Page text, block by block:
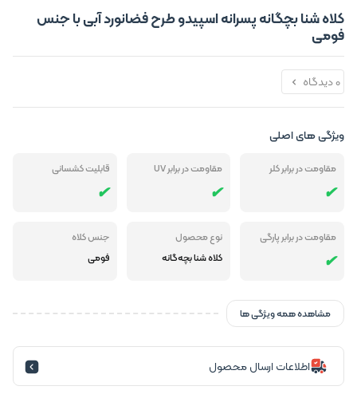
کلاه شنا بچگانه پسرانه اسپیدو طرح فضانورد آبی با جنس
فومی
0 دیدگاه
ویژگی های اصلی
مقاومت در برابر کلر مقاومت در برابر UV قابلیت کشسانی
مقاومت در برابر پارگی
نوع محصول
کلاه شنا بچه‌گانه
جنس کلاه
فومی
مشاهده همه ویژگی ها
اطلاعات ارسال محصول